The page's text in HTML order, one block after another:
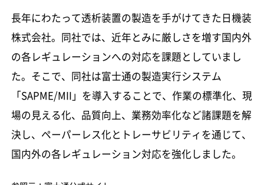
長年にわたって透析装置の製造を手がけてきた日機装
株式会社。同社では、近年とみに厳しさを増す国内外
の各レギュレーションへの対応を課題としていまし
た。そこで、同社は富士通の製造実行システム
「SAPME/MII」を導入することで、作業の標準化、現
場の見える化、品質向上、業務効率化など諸課題を解
決し、ペーパーレス化とトレーサビリティを通じて、
国内外の各レギュレーション対応を強化しました。